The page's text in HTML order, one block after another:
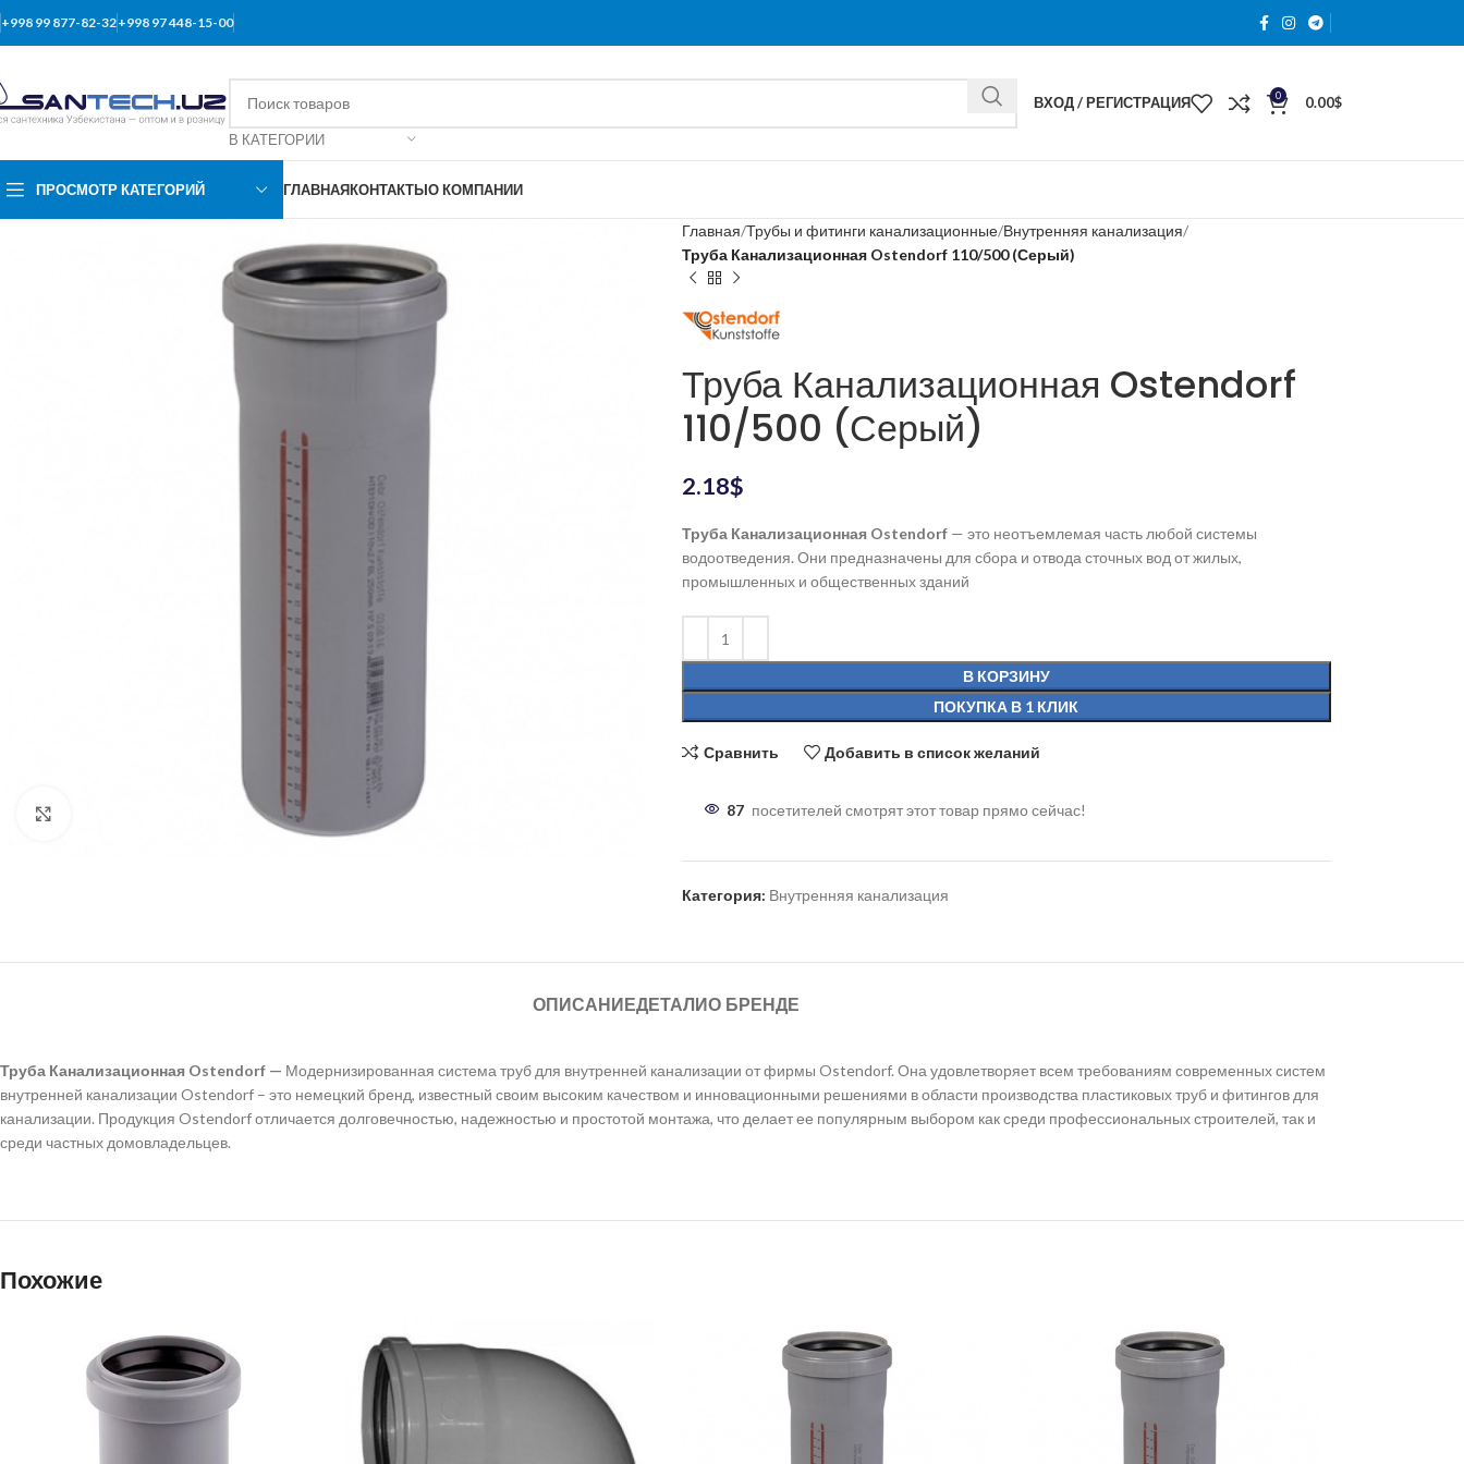
+998 99 877-82-32+998 97 448-15-00
В КАТЕГОРИИ
ВХОД / РЕГИСТРАЦИЯ 0 0.00$
ПРОСМОТР КАТЕГОРИЙ ГЛАВНАЯКОНТАКТЫО КОМПАНИИ
Нажмите, чтобы увеличить
Главная Трубы и фитинги канализационные Внутренняя канализация
Труба Канализационная Ostendorf 110/500 (Серый)
Труба Канализационная Ostendorf
110/500 (Серый)
2.18$
Труба Канализационная Ostendorf— это неотъемлемая часть любой системы
водоотведения. Они предназначены для сбора и отвода сточных вод от жилых,
промышленных и общественных зданий
В КОРЗИНУ
ПОКУПКА В 1 КЛИК
Сравнить Добавить в список желаний
87 посетителей смотрят этот товар прямо сейчас!
Категория: Внутренняя канализация
ОПИСАНИЕДЕТАЛИО БРЕНДЕ
Труба Канализационная Ostendorf — Модернизированная система труб для внутренней канализации от фирмы Ostendorf. Она удовлетворяет всем требованиям современных систем
внутренней канализации Ostendorf – это немецкий бренд, известный своим высоким качеством и инновационными решениями в области производства пластиковых труб и фитингов для
канализации. Продукция Ostendorf отличается долговечностью, надежностью и простотой монтажа, что делает ее популярным выбором как среди профессиональных строителей, так и
среди частных домовладельцев.
Похожие